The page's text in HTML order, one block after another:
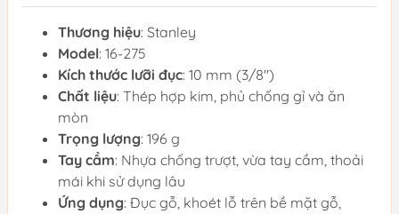
Thương hiệu: Stanley
Model: 16-275
Kích thước lưỡi đục: 10 mm (3/8")
Chất liệu: Thép hợp kim, phủ chống gỉ và ăn
mòn
Trọng lượng: 196 g
Tay cầm: Nhựa chống trượt, vừa tay cầm, thoải
mái khi sử dụng lâu
Ứng dụng: Đục gỗ, khoét lỗ trên bề mặt gỗ,